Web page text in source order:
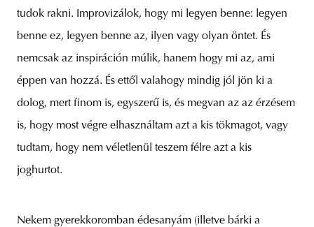
tudok rakni. Improvizálok, hogy mi legyen benne: legyen
benne ez, legyen benne az, ilyen vagy olyan öntet. És
nemcsak az inspiráción múlik, hanem hogy mi az, ami
éppen van hozzá. És ettől valahogy mindig jól jön ki a
dolog, mert finom is, egyszerű is, és megvan az az érzésem
is, hogy most végre elhasználtam azt a kis tökmagot, vagy
tudtam, hogy nem véletlenül teszem félre azt a kis
joghurtot.
Nekem gyerekkoromban édesanyám (illetve bárki a